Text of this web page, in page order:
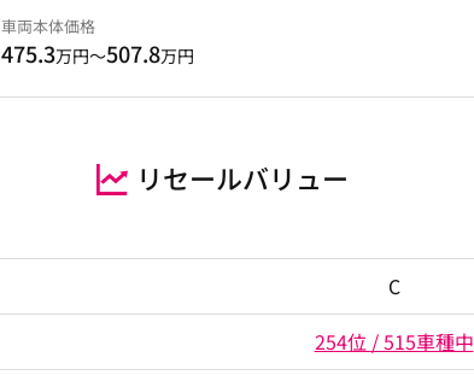
車両本体価格
475.3万円～507.8万円
リセールバリュー
C
254位 / 515車種中